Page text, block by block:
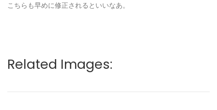
こちらも早めに修正されるといいなあ。
Related Images: